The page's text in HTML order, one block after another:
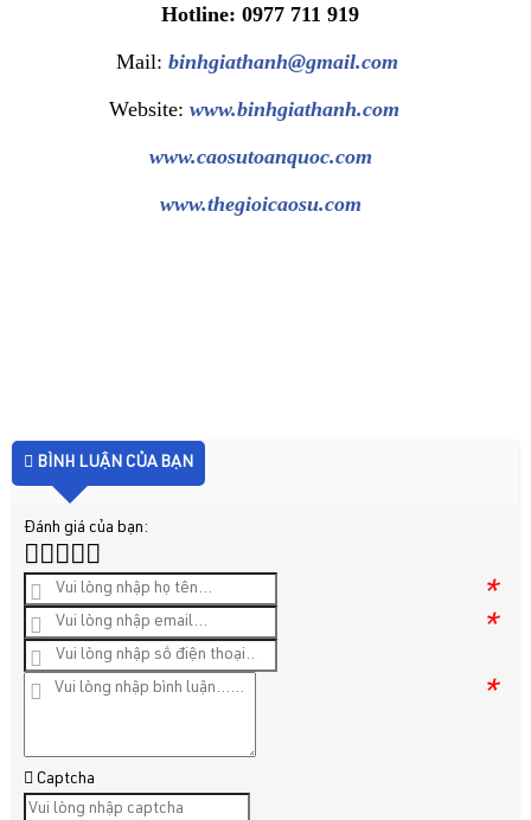
Hotline: 0977 711 919
Mail:binhgiathanh@gmail.com
Website:www.binhgiathanh.com
www.caosutoanquoc.com
www.thegioicaosu.com
BÌNH LUẬN CỦA BẠN
Đánh giá của bạn:
*
*
*
Captcha